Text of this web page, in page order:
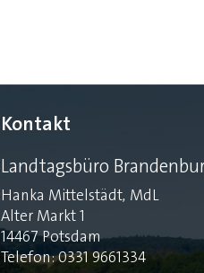
Kontakt
Landtagsbüro
Hanka Mittelstädt, MdL
Alter Markt 1
14467 Potsdam
Telefon: 0331 9661334